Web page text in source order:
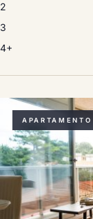
2
3
4+
APARTAMENTO